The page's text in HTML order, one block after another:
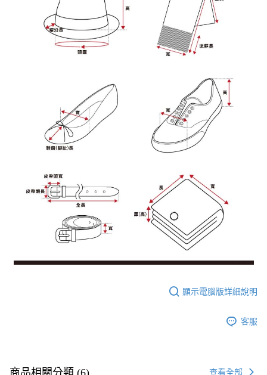
顯示電腦版詳細說明
客服
商品相關分類 (6) 查看全部